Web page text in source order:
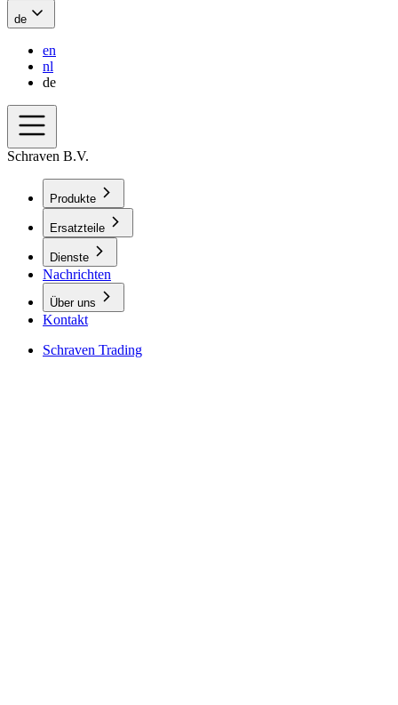
de
en
nl
de
Schraven B.V.
Produkte
Ersatzteile
Dienste
Nachrichten
Über uns
Kontakt
Schraven Trading